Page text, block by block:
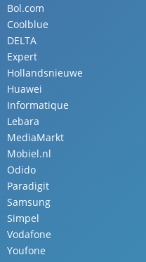
Bol.com
Coolblue
DELTA
Expert
Hollandsnieuwe
Huawei
Informatique
Lebara
MediaMarkt
Mobiel.nl
Odido
Paradigit
Samsung
Simpel
Vodafone
Youfone